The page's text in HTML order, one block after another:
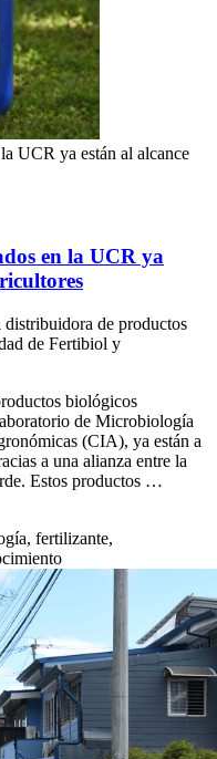
UCR ya están al alcance
en la UCR ya
de productos
de Fertibiol y
biológicos
de Microbiología
(CIA), ya están a
a una alianza entre la
Estos productos …
fertilizante,